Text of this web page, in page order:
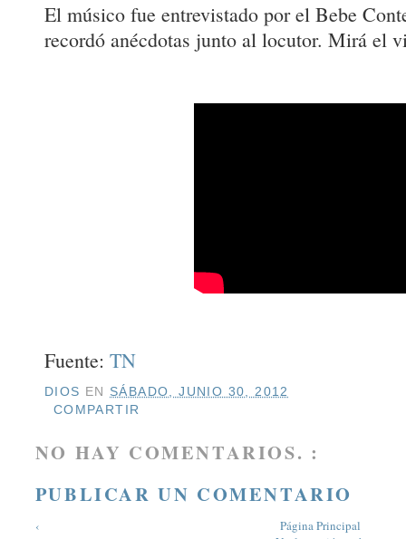
El músico fue entrevistado por el Bebe
recordó anécdotas junto al locutor. Mirá el
Fuente: TN
DIOS EN SÁBADO, JUNIO 30, 2012
COMPARTIR
NO HAY COMENTARIOS. :
PUBLICAR UN COMENTARIO
‹
Página Principal